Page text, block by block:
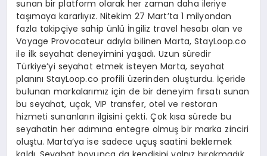
sunan bir platform olarak her zaman daha ileriye
taşımaya kararlıyız. Nitekim 27 Mart’ta 1 milyondan
fazla takipçiye sahip ünlü İngiliz travel hesabı olan ve
Voyage Provocateur adıyla bilinen Marta, StayLoop.co
ile ilk seyahat deneyimini yaşadı. Uzun süredir
Türkiye’yi seyahat etmek isteyen Marta, seyahat
planını StayLoop.co profili üzerinden oluşturdu. İçeride
bulunan markalarımız için de bir deneyim fırsatı sunan
bu seyahat, uçak, VIP transfer, otel ve restoran
hizmeti sunanların ilgisini çekti. Çok kısa sürede bu
seyahatin her adımına entegre olmuş bir marka zinciri
oluştu. Marta’ya ise sadece uçuş saatini beklemek